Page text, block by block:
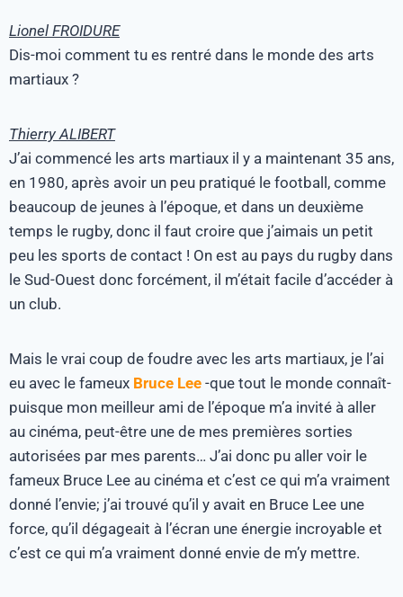
Lionel FROIDURE
Dis-moi comment tu es rentré dans le monde des arts
martiaux ?
Thierry ALIBERT
J’ai commencé les arts martiaux il y a maintenant 35 ans,
en 1980, après avoir un peu pratiqué le football, comme
beaucoup de jeunes à l’époque, et dans un deuxième
temps le rugby, donc il faut croire que j’aimais un petit
peu les sports de contact ! On est au pays du rugby dans
le Sud-Ouest donc forcément, il m’était facile d’accéder à
un club.
Mais le vrai coup de foudre avec les arts martiaux, je l’ai
eu avec le fameux Bruce Lee -que tout le monde connaît-
puisque mon meilleur ami de l’époque m’a invité à aller
au cinéma, peut-être une de mes premières sorties
autorisées par mes parents… J’ai donc pu aller voir le
fameux Bruce Lee au cinéma et c’est ce qui m’a vraiment
donné l’envie; j’ai trouvé qu’il y avait en Bruce Lee une
force, qu’il dégageait à l’écran une énergie incroyable et
c’est ce qui m’a vraiment donné envie de m’y mettre.